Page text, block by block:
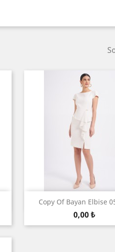
Copy Of Bayan Elbise
ფასი
0,00 ₺
ნახვა